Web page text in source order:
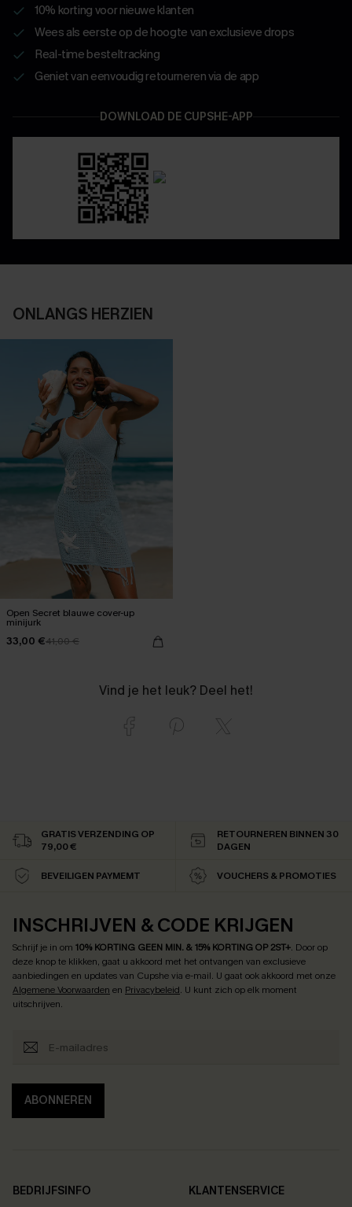
10% korting voor nieuwe klanten
Wees als eerste op de hoogte van exclusieve drops
Real-time besteltracking
Geniet van eenvoudig retourneren via de app
DOWNLOAD DE CUPSHE-APP
ONLANGS HERZIEN
Open Secret blauwe cover-up
minijurk
33,00 €41,00 €
Vind je het leuk? Deel het!
GRATIS VERZENDING OP
79,00 €
RETOURNEREN BINNEN 30
DAGEN
BEVEILIGEN PAYMEMT VOUCHERS & PROMOTIES
INSCHRIJVEN & CODE KRIJGEN
Schrijf je in om 10% KORTING GEEN MIN. & 15% KORTING OP 2ST+. Door op
deze knop te klikken, gaat u akkoord met het ontvangen van exclusieve
aanbiedingen en updates van Cupshe via e-mail. U gaat ook akkoord met onze
Algemene Voorwaarden en Privacybeleid. U kunt zich op elk moment
uitschrijven.
ABONNEREN
BEDRIJFSINFO
KLANTENSERVICE